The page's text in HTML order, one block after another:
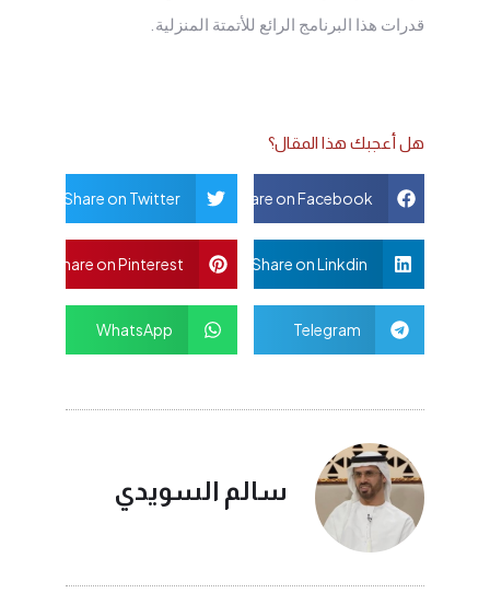
قدرات هذا البرنامج الرائع للأتمتة المنزلية.
هل أعجبك هذا المقال؟
Share on Facebook
Share on Twitter
Share on Linkdin
Share on Pinterest
Telegram
WhatsApp
سالم السويدي